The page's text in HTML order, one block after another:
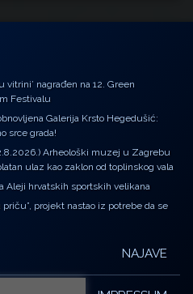
vitrini’ nagrađen na 12. Green
Festivalu
Galerija Krsto Hegedušić:
srce grada!
Arheološki muzej u Zagrebu
ulaz kao zaklon od toplinskog vala
Aleji hrvatskih sportskih velikana
projekt nastao iz potrebe da se
NAJAVE